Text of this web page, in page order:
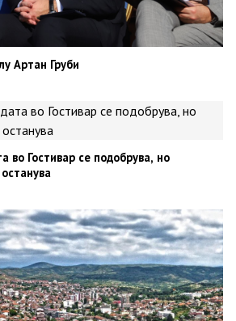
Артан Груби
во Гостивар се подобрува, но